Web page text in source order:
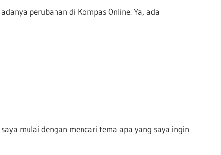
perubahan di Kompas Online. Ya, ada
mulai dengan mencari tema apa yang saya ingin